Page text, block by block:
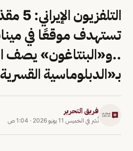
تستهدف موقعًا في
..و«البنتاغون» يصف
بـ«الدبلوماسية
فريق التحرير
نُشر في الخميس 11 يونيو 2026 · 1:04 ص